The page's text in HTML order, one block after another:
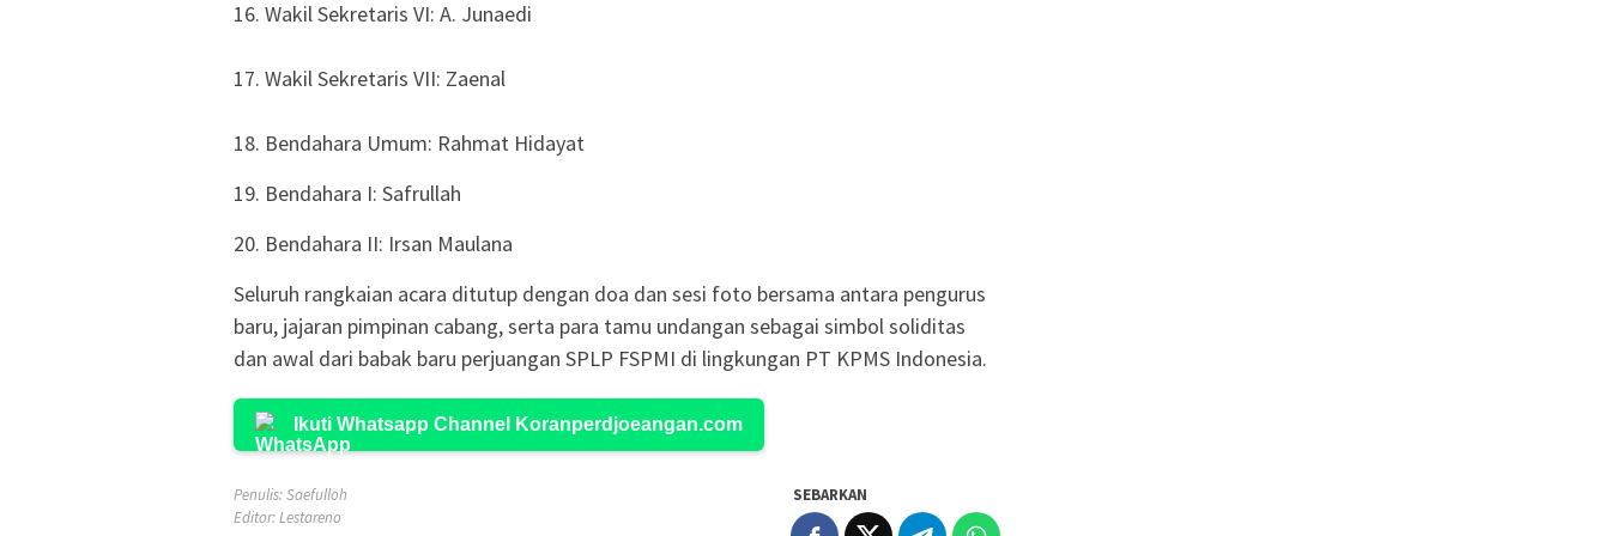
16. Wakil Sekretaris VI: A. Junaedi
17. Wakil Sekretaris VII: Zaenal
18. Bendahara Umum: Rahmat Hidayat
19. ​Bendahara I: Safrullah
20. ​Bendahara II: Irsan Maulana
​Seluruh rangkaian acara ditutup dengan doa dan sesi foto bersama antara pengurus
baru, jajaran pimpinan cabang, serta para tamu undangan sebagai simbol soliditas
dan awal dari babak baru perjuangan SPLP FSPMI di lingkungan PT KPMS Indonesia.
Ikuti Whatsapp Channel Koranperdjoeangan.com
Penulis: Saefulloh
Editor: Lestareno
SEBARKAN